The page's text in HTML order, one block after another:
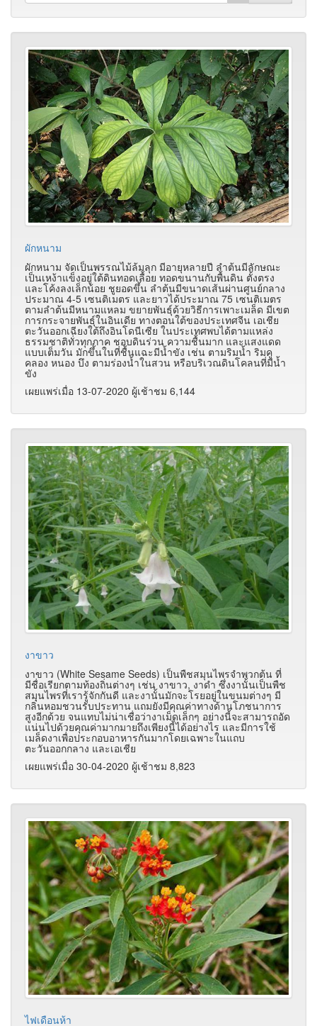
ผักหนาม
ผักหนาม จัดเป็นพรรณไม้ล้มลุก มีอายุหลายปี ลำต้นมีลักษณะ
เป็นเหง้าแข็งอยู่ใต้ดินทอดเลื้อย ทอดขนานกับพื้นดิน ตั้งตรง
และโค้งลงเล็กน้อย ชูยอดขึ้น ลำต้นมีขนาดเส้นผ่านศูนย์กลาง
ประมาณ 4-5 เซนติเมตร และยาวได้ประมาณ 75 เซนติเมตร
ตามลำต้นมีหนามแหลม ขยายพันธุ์ด้วยวิธีการเพาะเมล็ด มีเขต
การกระจายพันธุ์ในอินเดีย ทางตอนใต้ของประเทศจีน เอเชีย
ตะวันออกเฉียงใต้ถึงอินโดนีเซีย ในประเทศพบได้ตามแหล่ง
ธรรมชาติทั่วทุกภาค ชอบดินร่วน ความชื้นมาก และแสงแดด
แบบเต็มวัน มักขึ้นในที่ชื้นแฉะมีน้ำขัง เช่น ตามริมน้ำ ริมคู
คลอง หนอง บึง ตามร่องน้ำในสวน หรือบริเวณดินโคลนที่มีน้ำ
ขัง
เผยแพร่เมื่อ 13-07-2020 ผู้เช้าชม 6,144
งาขาว
งาขาว (White Sesame Seeds) เป็นพืชสมุนไพรจำพวกต้น ที่
มีชื่อเรียกตามท้องถิ่นต่างๆ เช่น งาขาว, งาดำ ซึ่งงานั้นเป็นพืช
สมุนไพรที่เรารู้จักกันดี และงานั้นมักจะโรยอยู่ในขนมต่างๆ มี
กลิ่นหอมชวนรับประทาน แถมยังมีคุณค่าทางด้านโภชนาการ
สูงอีกด้วย จนแทบไม่น่าเชื่อว่างาเม็ดเล็กๆ อย่างนี้จะสามารถอัด
แน่นไปด้วยคุณค่ามากมายถึงเพียงนี้ได้อย่างไร และมีการใช้
เมล็ดงาเพื่อประกอบอาหารกันมากโดยเฉพาะในแถบ
ตะวันออกกลาง และเอเชีย
เผยแพร่เมื่อ 30-04-2020 ผู้เช้าชม 8,823
ไฟเดือนห้า